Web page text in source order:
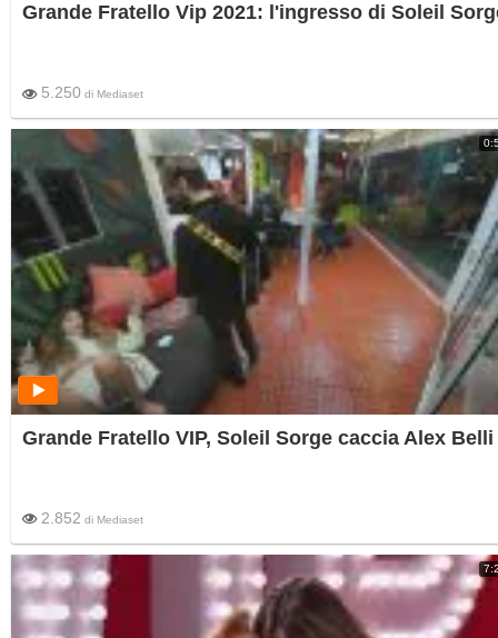
Grande Fratello Vip 2021: l'ingresso di Soleil
5.250 di Mediaset
Grande Fratello VIP, Soleil Sorge caccia Alex Belli
2.852 di Mediaset